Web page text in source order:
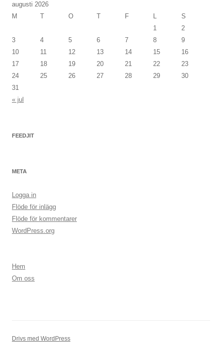
augusti 2026
M
T O T F L
S
1
2
3
4 5 6 7 8
9
10
11 12 13 14 15
16
17
18 19 20 21 22
23
24
25 26 27 28 29
30
31
« jul
FEEDJIT
META
Logga in
Flöde för inlägg
Flöde för kommentarer
WordPress.org
Hem
Om oss
Drivs med WordPress